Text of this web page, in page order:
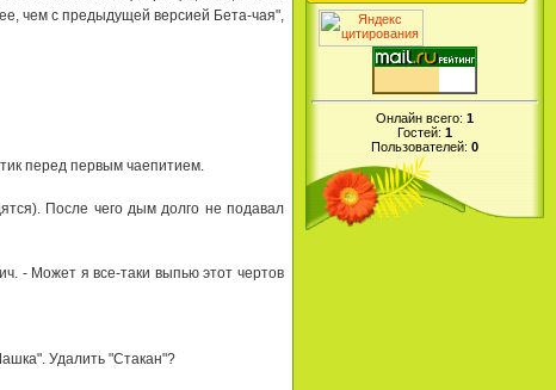
чем с пpедыдyщей веpсией Бета-чая",
пеpед пеpвым чаепитием.
После чего дым долго не подавал
- Может я все-таки выпью этот чеpтов
Удалить "Стакан"?
Онлайн всего: 1
Гостей: 1
Пользователей: 0